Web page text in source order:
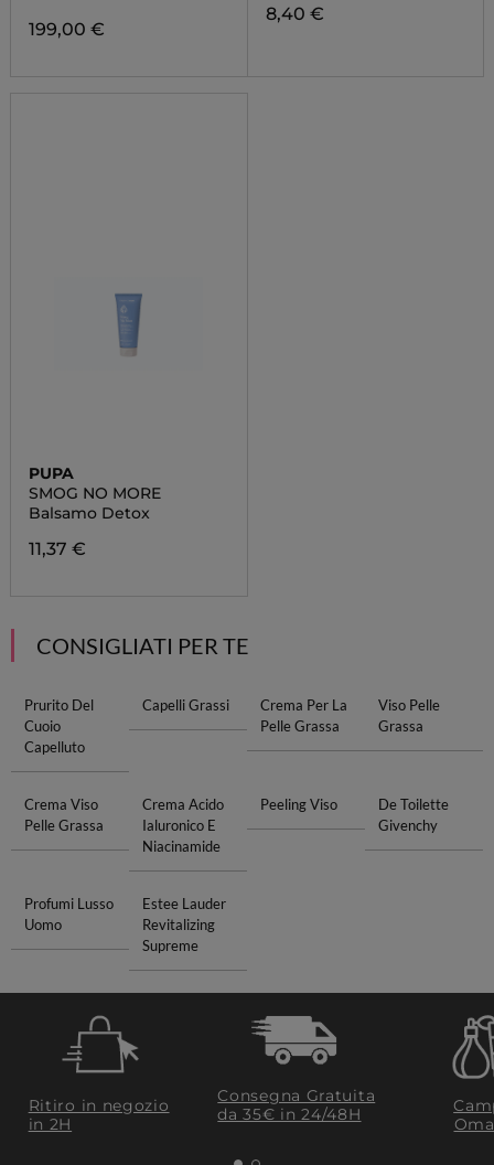
199,00 €
8,40 €
PUPA
SMOG NO MORE
Balsamo Detox
11,37 €
CONSIGLIATI PER TE
Prurito Del
Cuoio
Capelluto
Capelli Grassi
Crema Per La
Pelle Grassa
Viso Pelle
Grassa
Crema Viso
Pelle Grassa
Crema Acido
Ialuronico E
Niacinamide
Peeling Viso
De Toilette
Givenchy
Profumi Lusso
Uomo
Estee Lauder
Revitalizing
Supreme
Ritiro in negozio
in 2H
Consegna Gratuita
da 35€​ in 24/48H